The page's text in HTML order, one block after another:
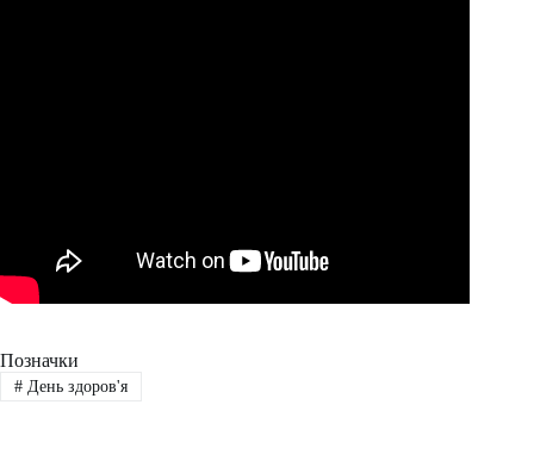
Позначки
#День здоров'я